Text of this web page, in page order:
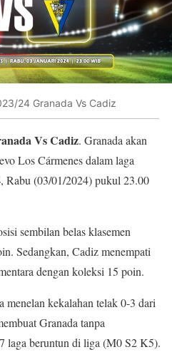
24 Granada Vs Cadiz
Vs Cadiz. Granada akan
Los Cármenes dalam laga
, Rabu (03/01/2024) pukul 23.00
sembilan belas klasemen
Sedangkan, Cadiz menempati
dengan koleksi 15 poin.
menelan kekalahan telak 0-3 dari
Granada tanpa
laga beruntun di liga (M0 S2 K5).